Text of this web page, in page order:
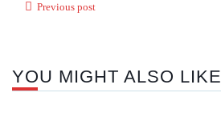
Previous post
YOU MIGHT ALSO LIKE